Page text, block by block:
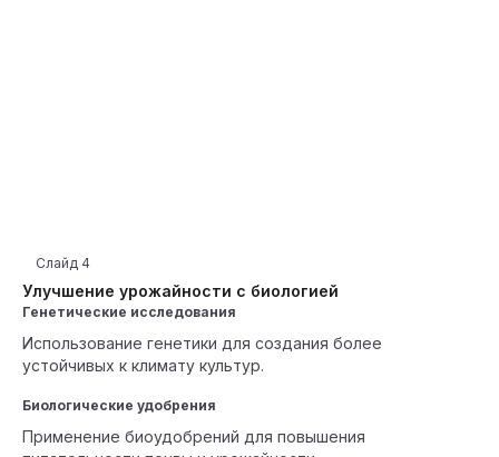
Улучшение урожайности с биологией
Слайд 4
Генетические исследования
Использование генетики для создания более
устойчивых к климату культур.
Биологические удобрения
Применение биоудобрений для повышения